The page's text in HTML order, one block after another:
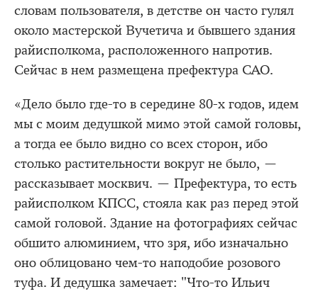
словам пользователя, в детстве он часто гулял
около мастерской Вучетича и бывшего здания
райисполкома, расположенного напротив.
Сейчас в нем размещена префектура САО.
«Дело было где-то в середине 80-х годов, идем
мы с моим дедушкой мимо этой самой головы,
а тогда ее было видно со всех сторон, ибо
столько растительности вокруг не было, —
рассказывает москвич. — Префектура, то есть
райисполком КПСС, стояла как раз перед этой
самой головой. Здание на фотографиях сейчас
обшито алюминием, что зря, ибо изначально
оно облицовано чем-то наподобие розового
туфа. И дедушка замечает: "Что-то Ильич